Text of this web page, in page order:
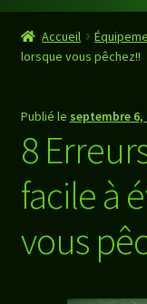
Accueil
Boutique
Panier
Valider
Accueil
lorsque vous pêchez!!
Publié le septembre 6,
8
facile à
vous